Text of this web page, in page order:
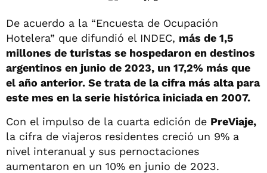
De acuerdo a la “Encuesta de Ocupación
Hotelera” que difundió el INDEC, más de 1,5
millones de turistas se hospedaron en destinos
argentinos en junio de 2023, un 17,2% más que
el año anterior. Se trata de la cifra más alta para
este mes en la serie histórica iniciada en 2007.
Con el impulso de la cuarta edición de PreViaje,
la cifra de viajeros residentes creció un 9% a
nivel interanual y sus pernoctaciones
aumentaron en un 10% en junio de 2023.